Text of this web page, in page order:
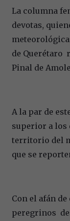
La columna
devotas,
de Querétaro
Pinal de
A la par de
superior a los
territorio del
que se
Con el afán
peregrinos